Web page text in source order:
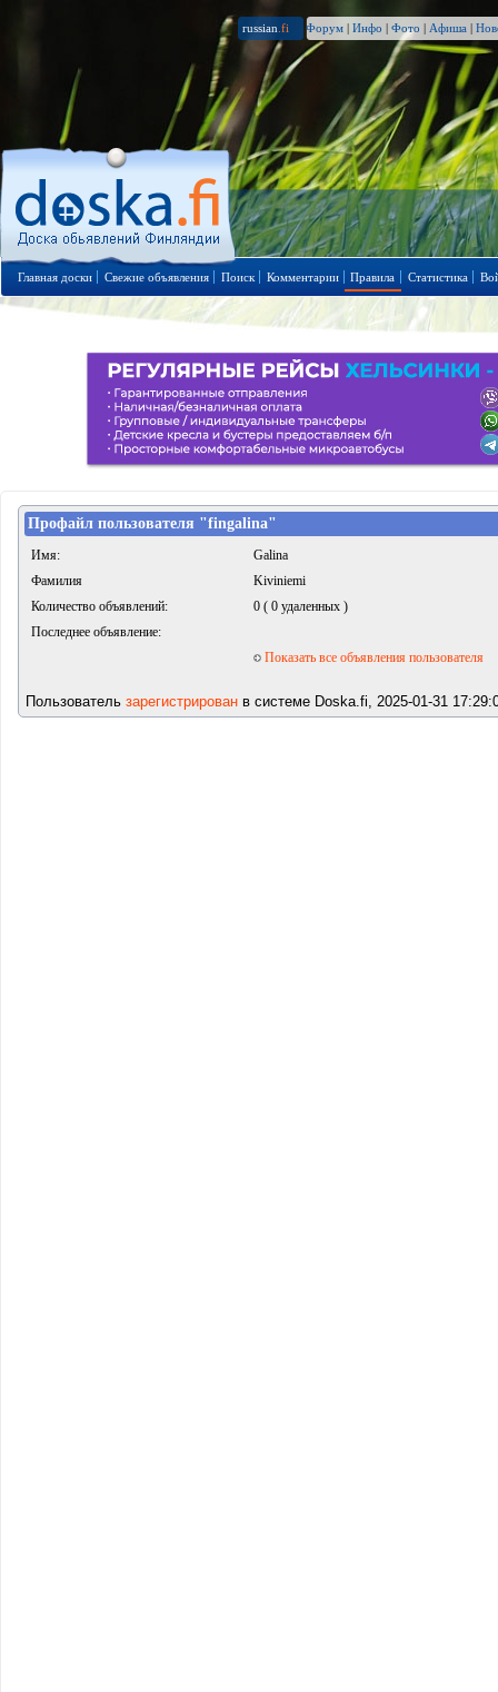
russian .fi Форум | Инфо | Фото | Афиша |
Главная доски Свежие объявления Поиск Комментарии Правила Статистика
Профайл пользователя "fingalina"
Имя:
Galina
Фамилия
Kiviniemi
Количество объявлений:
0 ( 0 удаленных )
Последнее объявление:
Показать все объявления пользователя
Пользователь зарегистрирован в системе Doska.fi, 2025-01-31